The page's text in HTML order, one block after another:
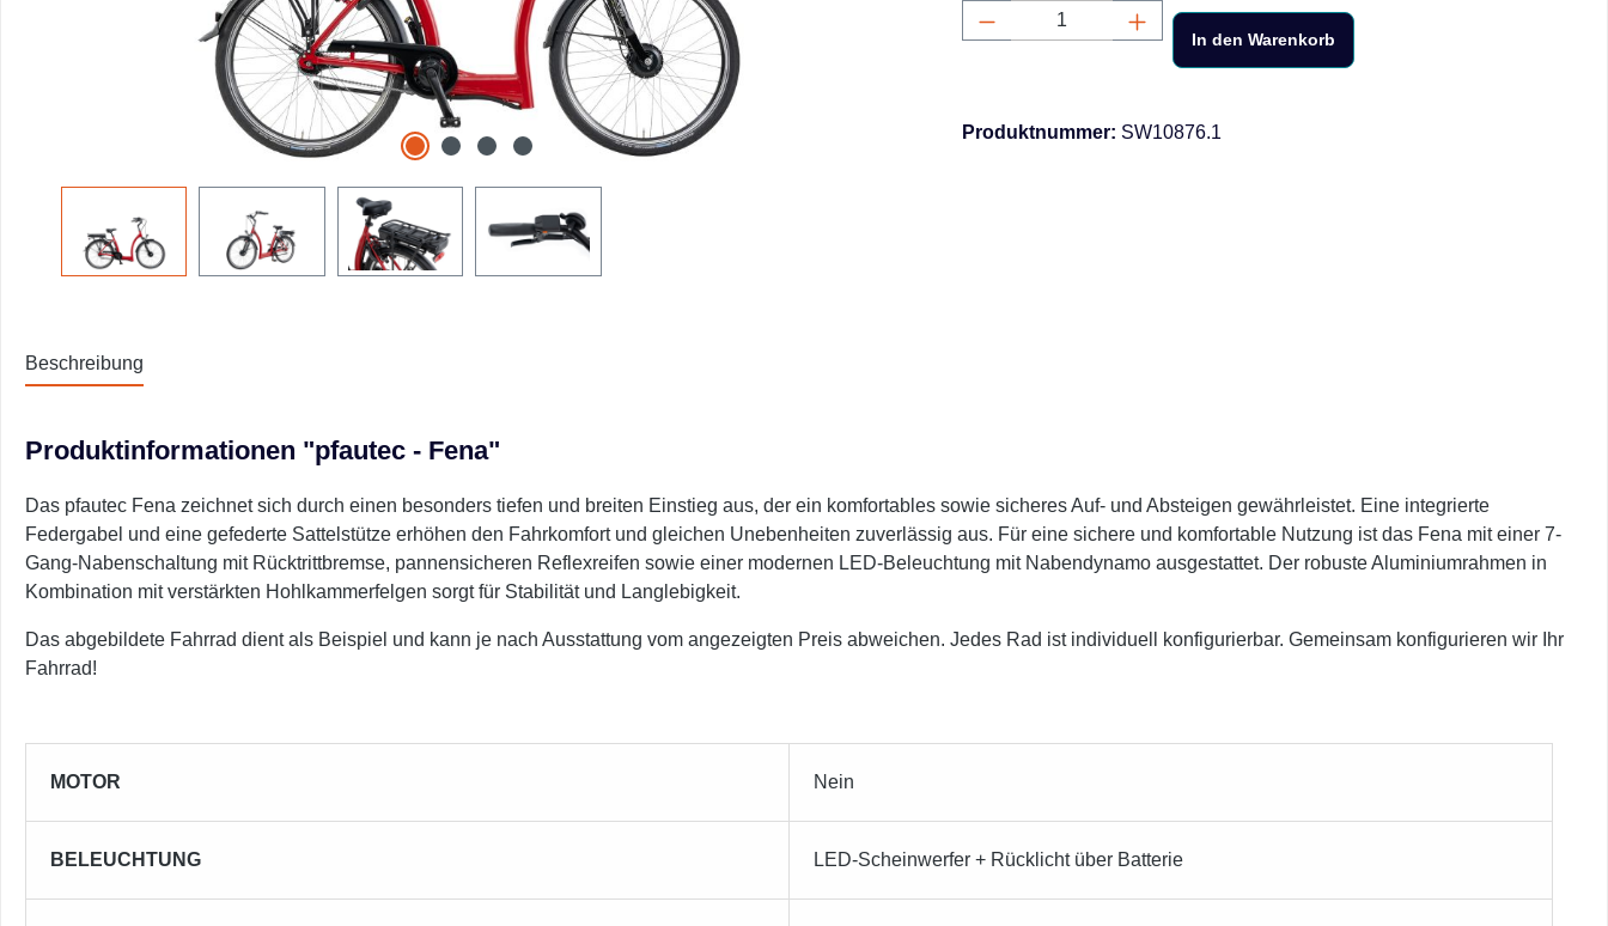
Produkt Anzahl: Gib den gewünschten Wert ein
In den Warenkorb
Produktnummer: SW10876.1
Beschreibung
Produktinformationen "pfautec - Fena"
Das pfautec Fena zeichnet sich durch einen besonders tiefen und breiten Einstieg aus, der ein komfortables sowie sicheres Auf- und Absteigen gewährleistet. Eine integrierte
Federgabel und eine gefederte Sattelstütze erhöhen den Fahrkomfort und gleichen Unebenheiten zuverlässig aus. Für eine sichere und komfortable Nutzung ist das Fena mit einer 7-
Gang-Nabenschaltung mit Rücktrittbremse, pannensicheren Reflexreifen sowie einer modernen LED-Beleuchtung mit Nabendynamo ausgestattet. Der robuste Aluminiumrahmen in
Kombination mit verstärkten Hohlkammerfelgen sorgt für Stabilität und Langlebigkeit.
Das abgebildete Fahrrad dient als Beispiel und kann je nach Ausstattung vom angezeigten Preis abweichen. Jedes Rad ist individuell konfigurierbar. Gemeinsam konfigurieren wir Ihr
Fahrrad!
MOTOR Nein
BELEUCHTUNG LED-Scheinwerfer + Rücklicht über Batterie